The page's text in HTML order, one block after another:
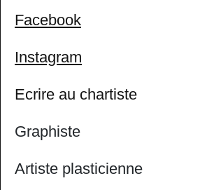
Facebook
Instagram
Ecrire au chartiste
Graphiste
Artiste plasticienne